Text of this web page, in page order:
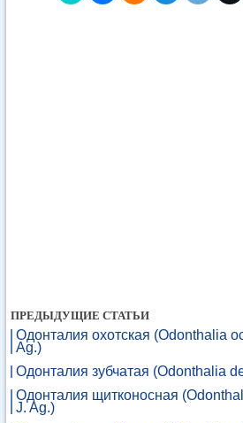
ПРЕДЫДУЩИЕ СТАТЬИ
Одонталия охотская (Odonthalia
Ag.)
Одонталия зубчатая (Odonthalia
Одонталия щитконосная
J. Ag.)